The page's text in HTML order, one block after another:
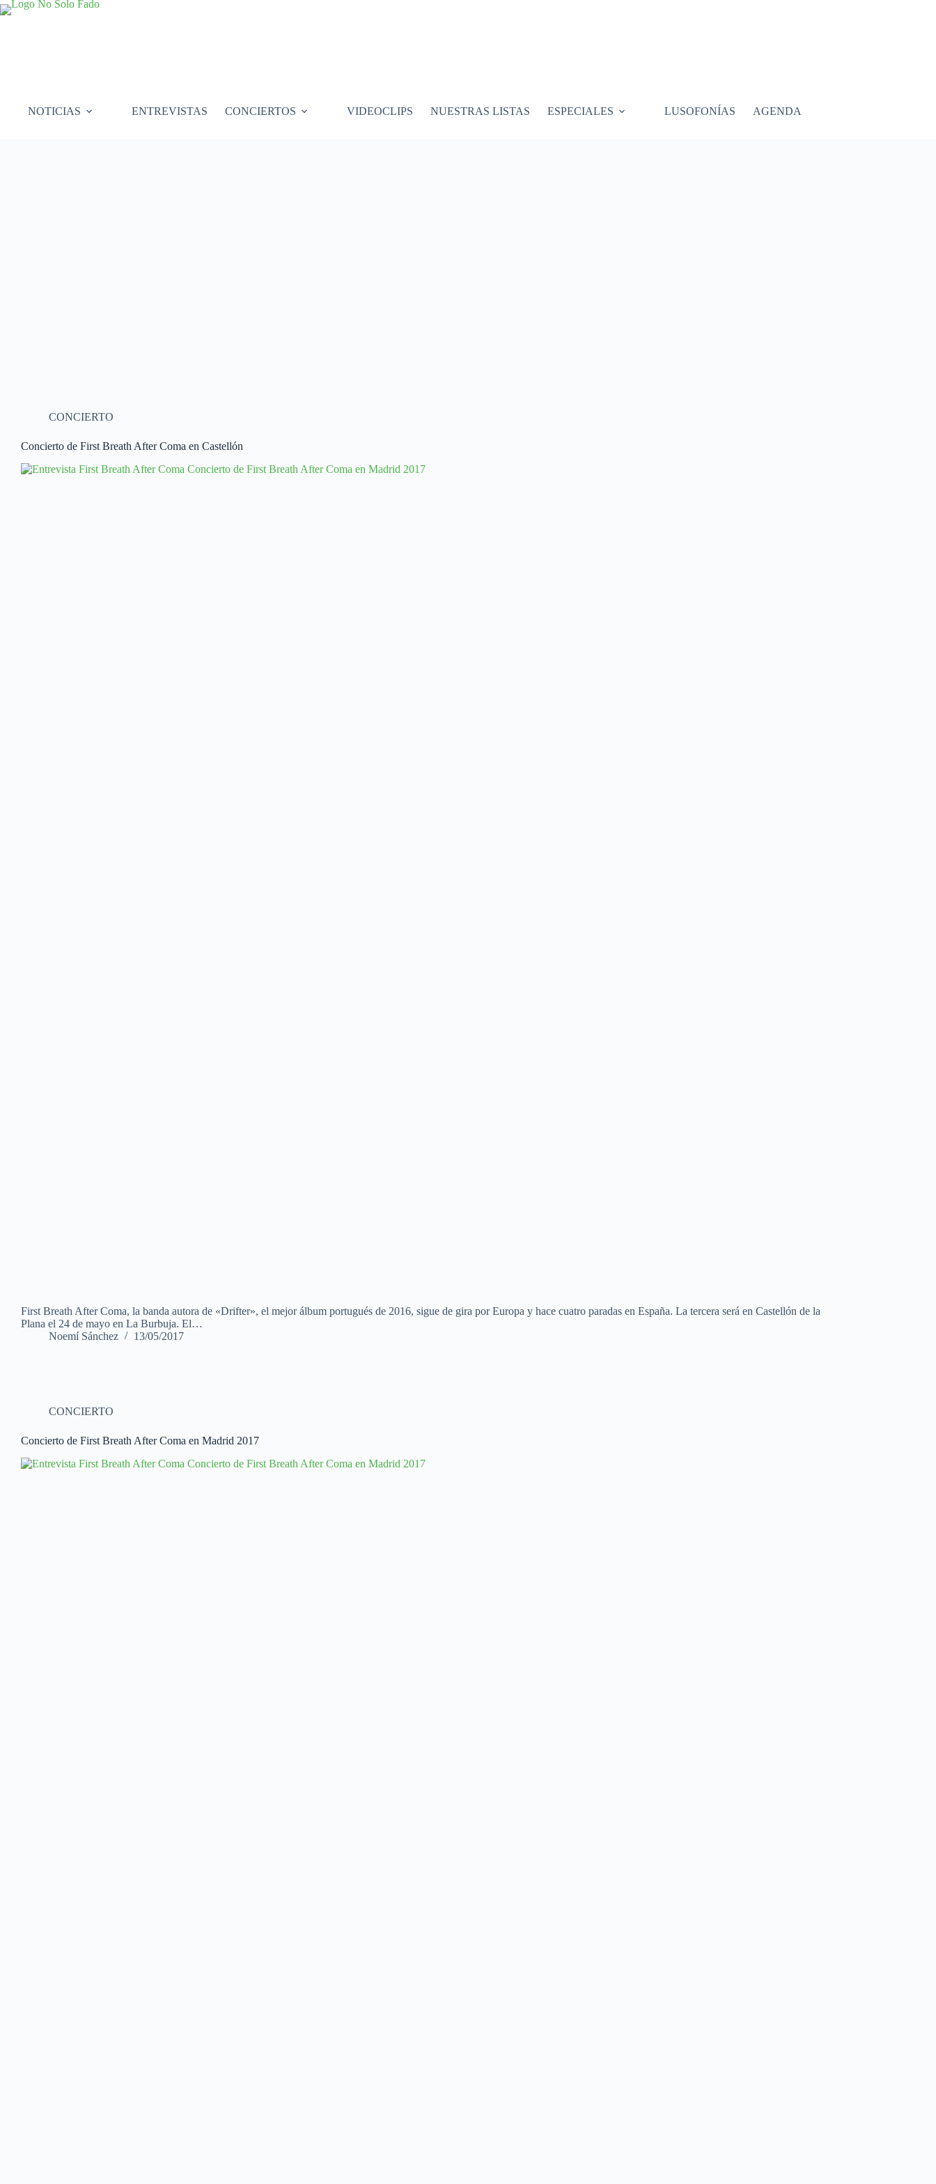
Saltar
al
NOTICIAS ENTREVISTAS CONCIERTOS VIDEOCLIPS NUESTRAS LISTAS ESPECIALES LUSOFONÍAS AGENDA
CONCIERTO
Concierto de First Breath After Coma en Castellón
First Breath After Coma, la banda autora de «Drifter», el mejor álbum portugués de 2016, sigue de gira por Europa y hace cuatro paradas en España. La tercera será en Castellón de la
Plana el 24 de mayo en La Burbuja. El…
Noemí Sánchez
13/05/2017
CONCIERTO
Concierto de First Breath After Coma en Madrid 2017